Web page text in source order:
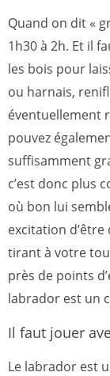
Quand on dit «
1h30 à 2h. Et il
les bois pour
ou harnais,
éventuellement
pouvez
suffisamment
c’est donc plus
où bon lui
excitation d’être
tirant à votre
près de points
labrador est un
Il faut jouer
Le labrador est